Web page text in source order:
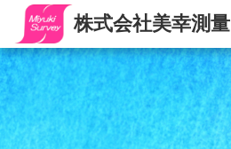
株式会社美幸測量